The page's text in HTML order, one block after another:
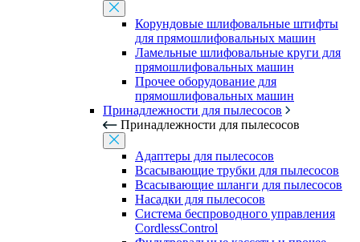
Корундовые шлифовальные штифты
для прямошлифовальных машин
Ламельные шлифовальные круги для
прямошлифовальных машин
Прочее оборудование для
прямошлифовальных машин
Принадлежности для пылесосов
Принадлежности для пылесосов
Адаптеры для пылесосов
Всасывающие трубки для пылесосов
Всасывающие шланги для пылесосов
Насадки для пылесосов
Система беспроводного управления
CordlessControl